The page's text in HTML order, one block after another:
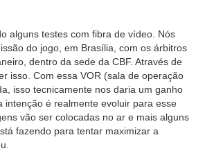
alguns testes com fibra de vídeo. Nós
do jogo, em Brasília, com os árbitros
dentro da sede da CBF. Através de
isso. Com essa VOR (sala de operação
isso tecnicamente nos daria um ganho
intenção é realmente evoluir para esse
vão ser colocadas no ar e mais alguns
fazendo para tentar maximizar a